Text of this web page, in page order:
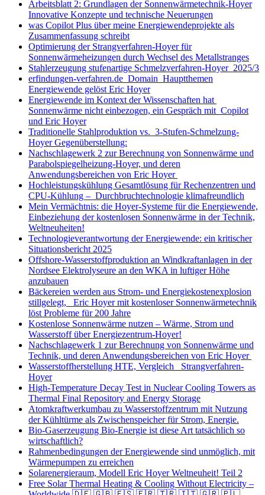
Arbeitsblatt 2: Grundlagen der Sonnenwärmetechnik-Hoyer
Innovative Konzepte und technische Neuerungen
was Copilot Plus über meine Energiewendeprojekte als
Zusammenfassung schreibt
Optimierung der Strangverfahren-Hoyer für
Sonnenwärmeheizungen durch Wechsel des Metallstranges
Stahlerzeugung stufenartige Schmelzverfahren-Hoyer 2025/3
erfindungen-verfahren.de Domain Hauptthemen
Energiewende gelöst Eric Hoyer
Energiewende im Kontext der Wissenschaften hat
Sonnenwärme nicht einbezogen, ein Gespräch mit Copilot
und Eric Hoyer
Traditionelle Stahlproduktion vs. 3-Stufen-Schmelzung-
Hoyer Gegenüberstellung:
Nachschlagewerk 2 zur Berechnung von Sonnenwärme und
Parabolspiegelheizung-Hoyer, und deren
Anwendungsbereichen von Eric Hoyer
Hochleistungskühlung Gesamtlösung für Rechenzentren und
CPU-Kühlung – Durchbruchtechnologie klimafreundlich
Mein Vermächtnis: die Hoyer-Systeme für die Energiewende,
Einbeziehung der kostenlosen Sonnenwärme in der Technik,
Weltneuheiten!
Technologieverantwortung der Energiewende: ein kritischer
Situationsbericht 2025
Offshore-Wasserstoffproduktion an Windkraftanlagen in der
Nordsee Elektrolyseure an den WKA in luftiger Höhe
anzubauen
Bäckereien werden aus Strom- und Energiekostenexplosion
stillgelegt, Eric Hoyer mit kostenloser Sonnenwärmetechnik
löst Probleme für 200 Jahre
Kostenlose Sonnenwärme nutzen – Wärme, Strom und
Wasserstoff über Energiezentrum-Hoyer!
Nachschlagewerk 1 zur Berechnung von Sonnenwärme und
Technik, und deren Anwendungsbereichen von Eric Hoyer
Wasserstoffherstellung HTE, Vergleich Strangverfahren-
Hoyer
High-Temperature Decay Test in Nuclear Cooling Towers as
Thermal Final Repository and Energy Storage
Atomkraftwerkumbau zu Wasserstoffzentrum mit Nutzung
der Kühltürme als Zwischenspeicher für Strom, Energie.
Bio-Gaserzeugung Bio-Energie ist diese Art tatsächlich so
wirtschaftlich?
Rahmenbedingungen der Energiewende sind unmöglich, mit
Wärmepumpen zu erreichen
Solarenergieraum, Modell Eric Hoyer Weltneuheit! Teil 2
Free Solar Thermal Heating & Cooling Without Electricity –